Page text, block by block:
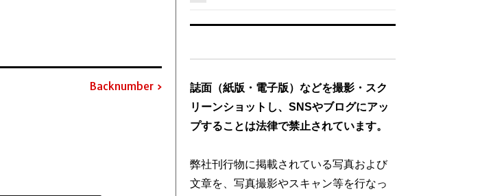
Backnumber
誌面（紙版・電子版）などを撮影・スク
リーンショットし、SNSやブログにアッ
プすることは法律で禁止されています。
弊社刊行物に掲載されている写真および
文章を、写真撮影やスキャン等を行なっ